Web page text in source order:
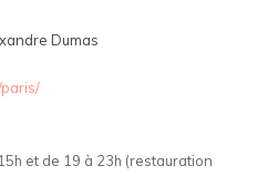
Dumas
et de 19 à 23h (restauration